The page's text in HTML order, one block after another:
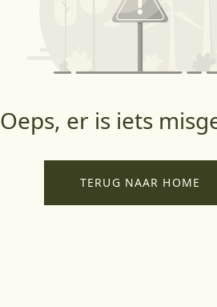
Oeps, er is iets
TERUG NAAR HOME